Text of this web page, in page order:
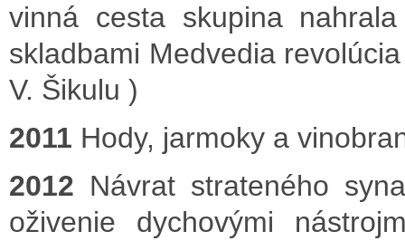
vinná cesta skupina
skladbami Medvedia
V. Šikulu )
2011 Hody, jarmoky a
2012 Návrat strateného
oživenie dychovými